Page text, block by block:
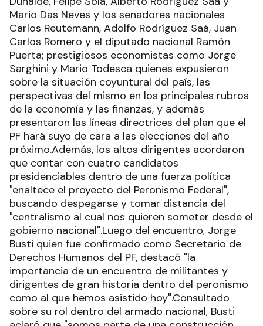
Mario Das Neves y los senadores nacionales
Carlos Reutemann, Adolfo Rodríguez Saá, Juan
Carlos Romero y el diputado nacional Ramón
Puerta; prestigiosos economistas como Jorge
Sarghini y Mario Todesca quienes expusieron
sobre la situación coyuntural del país, las
perspectivas del mismo en los principales rubros
de la economía y las finanzas, y además
presentaron las líneas directrices del plan que el
PF hará suyo de cara a las elecciones del año
próximo.Además, los altos dirigentes acordaron
que contar con cuatro candidatos
presidenciables dentro de una fuerza política
"enaltece el proyecto del Peronismo Federal",
buscando despegarse y tomar distancia del
"centralismo al cual nos quieren someter desde el
gobierno nacional".Luego del encuentro, Jorge
Busti quien fue confirmado como Secretario de
Derechos Humanos del PF, destacó "la
importancia de un encuentro de militantes y
dirigentes de gran historia dentro del peronismo
como al que hemos asistido hoy".Consultado
sobre su rol dentro del armado nacional, Busti